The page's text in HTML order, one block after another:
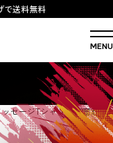
で送料無料
MENU
ッセージTシャツ_012奮起